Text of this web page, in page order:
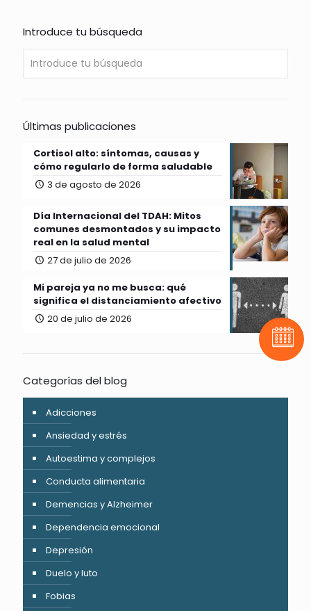
Introduce tu búsqueda
Últimas publicaciones
Cortisol alto: síntomas, causas y
cómo regularlo de forma saludable
3 de agosto de 2026
Día Internacional del TDAH: Mitos
comunes desmontados y su impacto
real en la salud mental
27 de julio de 2026
Mi pareja ya no me busca: qué
significa el distanciamiento afectivo
20 de julio de 2026
Categorías del blog
Adicciones
Ansiedad y estrés
Autoestima y complejos
Conducta alimentaria
Demencias y Alzheimer
Dependencia emocional
Depresión
Duelo y luto
Fobias
Pide